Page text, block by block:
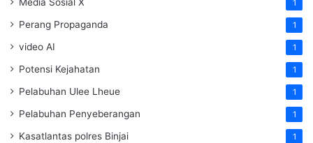
1
Perang Propaganda 1
video AI 1
Potensi Kejahatan 1
Pelabuhan Ulee Lheue 1
Pelabuhan Penyeberangan 1
Kasatlantas polres Binjai 1